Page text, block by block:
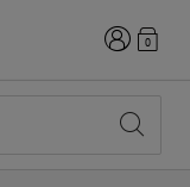
Accedi0